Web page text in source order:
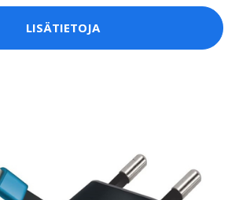
LISÄTIETOJA